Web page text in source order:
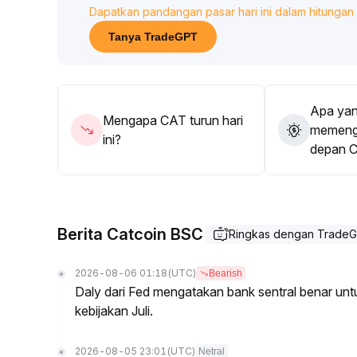
000001400, menunjukkan konsolidasi dan
Sinyal makro dan industri dinanti
Penguatan sektor AI di bursa saham AS dan
Dari sisi teknikal, perhatikan resistance di 0.
000001462 dan support MA 20 hari (0.
Dapatkan pandangan pasar hari ini dalam
Tanya TradeGPT
Mengapa CAT turun hari
ini?
Apa
depan
Berita Catcoin BSC Ringkas dengan
2026-08-06 01:18 (UTC) Bearish
Daly dari Fed mengatakan bank sentral benar
kebijakan Juli.
2026-08-05 23:01 (UTC) Netral